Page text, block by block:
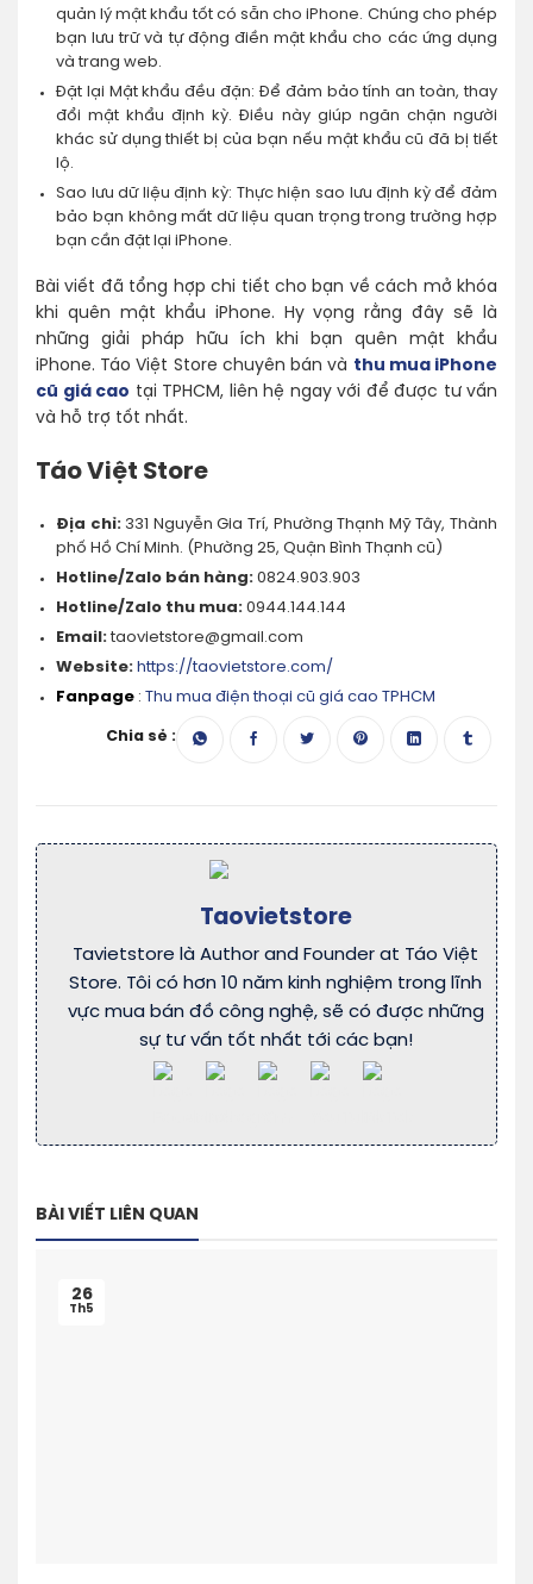
quản lý mật khẩu tốt có sẵn cho iPhone. Chúng cho phép
bạn lưu trữ và tự động điền mật khẩu cho các ứng dụng
và trang web.
Đặt lại Mật khẩu đều đặn: Để đảm bảo tính an toàn, thay
đổi mật khẩu định kỳ. Điều này giúp ngăn chặn người
khác sử dụng thiết bị của bạn nếu mật khẩu cũ đã bị tiết
lộ.
Sao lưu dữ liệu định kỳ: Thực hiện sao lưu định kỳ để đảm
bảo bạn không mất dữ liệu quan trọng trong trường hợp
bạn cần đặt lại iPhone.
Bài viết đã tổng hợp chi tiết cho bạn về cách mở khóa
khi quên mật khẩu iPhone. Hy vọng rằng đây sẽ là
những giải pháp hữu ích khi bạn quên mật khẩu
iPhone. Táo Việt Store chuyên bán và thu mua iPhone
cũ giá cao tại TPHCM, liên hệ ngay với để được tư vấn
và hỗ trợ tốt nhất.
Táo Việt Store
Địa chỉ:331 Nguyễn Gia Trí, Phường Thạnh Mỹ Tây, Thành
phố Hồ Chí Minh. (Phường 25, Quận Bình Thạnh cũ)
Hotline/Zalo bán hàng:0824.903.903
Hotline/Zalo thu mua:0944.144.144
Email:taovietstore@gmail.com
Website: https://taovietstore.com/
Fanpage : Thu mua điện thoại cũ giá cao TPHCM
Chia sẻ :
Taovietstore
Tavietstore là Author and Founder at Táo Việt
Store. Tôi có hơn 10 năm kinh nghiệm trong lĩnh
vực mua bán đồ công nghệ, sẽ có được những
sự tư vấn tốt nhất tới các bạn!
BÀI VIẾT LIÊN QUAN
26
Th5